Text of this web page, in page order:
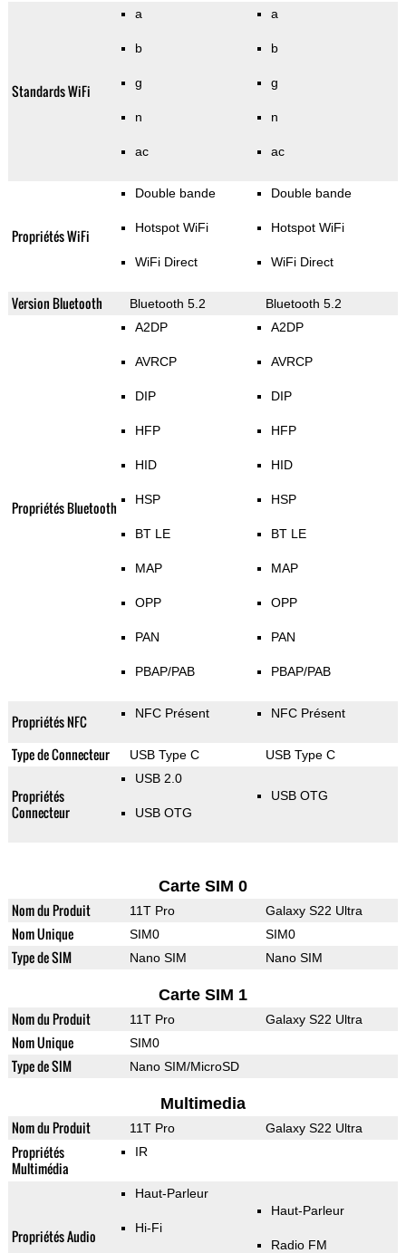
Standards WiFi
a
b
g
n
ac
a
b
g
n
ac
Propriétés WiFi
Double bande
Hotspot WiFi
WiFi Direct
Double bande
Hotspot WiFi
WiFi Direct
Version Bluetooth Bluetooth 5.2 Bluetooth 5.2
Propriétés Bluetooth
A2DP
AVRCP
DIP
HFP
HID
HSP
BT LE
MAP
OPP
PAN
PBAP/PAB
A2DP
AVRCP
DIP
HFP
HID
HSP
BT LE
MAP
OPP
PAN
PBAP/PAB
Propriétés NFC NFC Présent NFC Présent
Type de Connecteur USB Type C USB Type C
Propriétés
Connecteur
USB 2.0
USB OTG
USB OTG
Carte SIM 0
Nom du Produit 11T Pro Galaxy S22 Ultra
Nom Unique SIM0 SIM0
Type de SIM Nano SIM Nano SIM
Carte SIM 1
Nom du Produit 11T Pro Galaxy S22 Ultra
Nom Unique SIM0
Type de SIM Nano SIM/MicroSD
Multimedia
Nom du Produit 11T Pro Galaxy S22 Ultra
Propriétés
Multimédia
IR
Propriétés Audio
Haut-Parleur
Hi-Fi
Haut-Parleur
Radio FM